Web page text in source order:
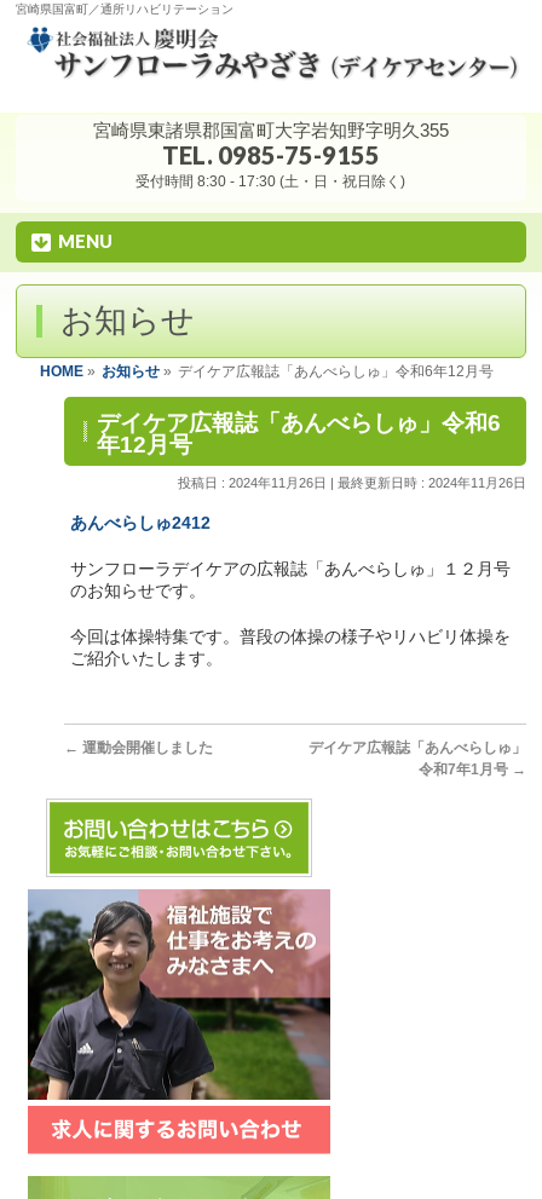
宮崎県国富町／通所リハビリテーション
宮崎県東諸県郡国富町大字岩知野字明久355
TEL. 0985-75-9155
受付時間 8:30 - 17:30 (土・日・祝日除く)
MENU
お知らせ
HOME » お知らせ » デイケア広報誌「あんべらしゅ」令和6年12月号
デイケア広報誌「あんべらしゅ」令和6
年12月号
投稿日 : 2024年11月26日 最終更新日時 : 2024年11月26日
あんべらしゅ2412
サンフローラデイケアの広報誌「あんべらしゅ」１２月号
のお知らせです。
今回は体操特集です。普段の体操の様子やリハビリ体操を
ご紹介いたします。
← 運動会開催しました
デイケア広報誌「あんべらしゅ」
令和7年1月号 →